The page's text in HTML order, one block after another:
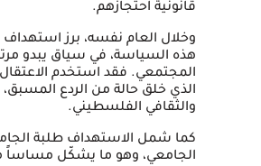
قانونية احتجازهم.
وخلال العام نفسه، برز
هذه السياسة، في سياق يبدو
المجتمعي. فقد استخدم الاعتقال
الذي خلق حالة من الردع المسبق،
والثقافي الفلسطيني.
كما شمل الاستهداف طلبة
الجامعي، وهو ما يشكّل مساساً